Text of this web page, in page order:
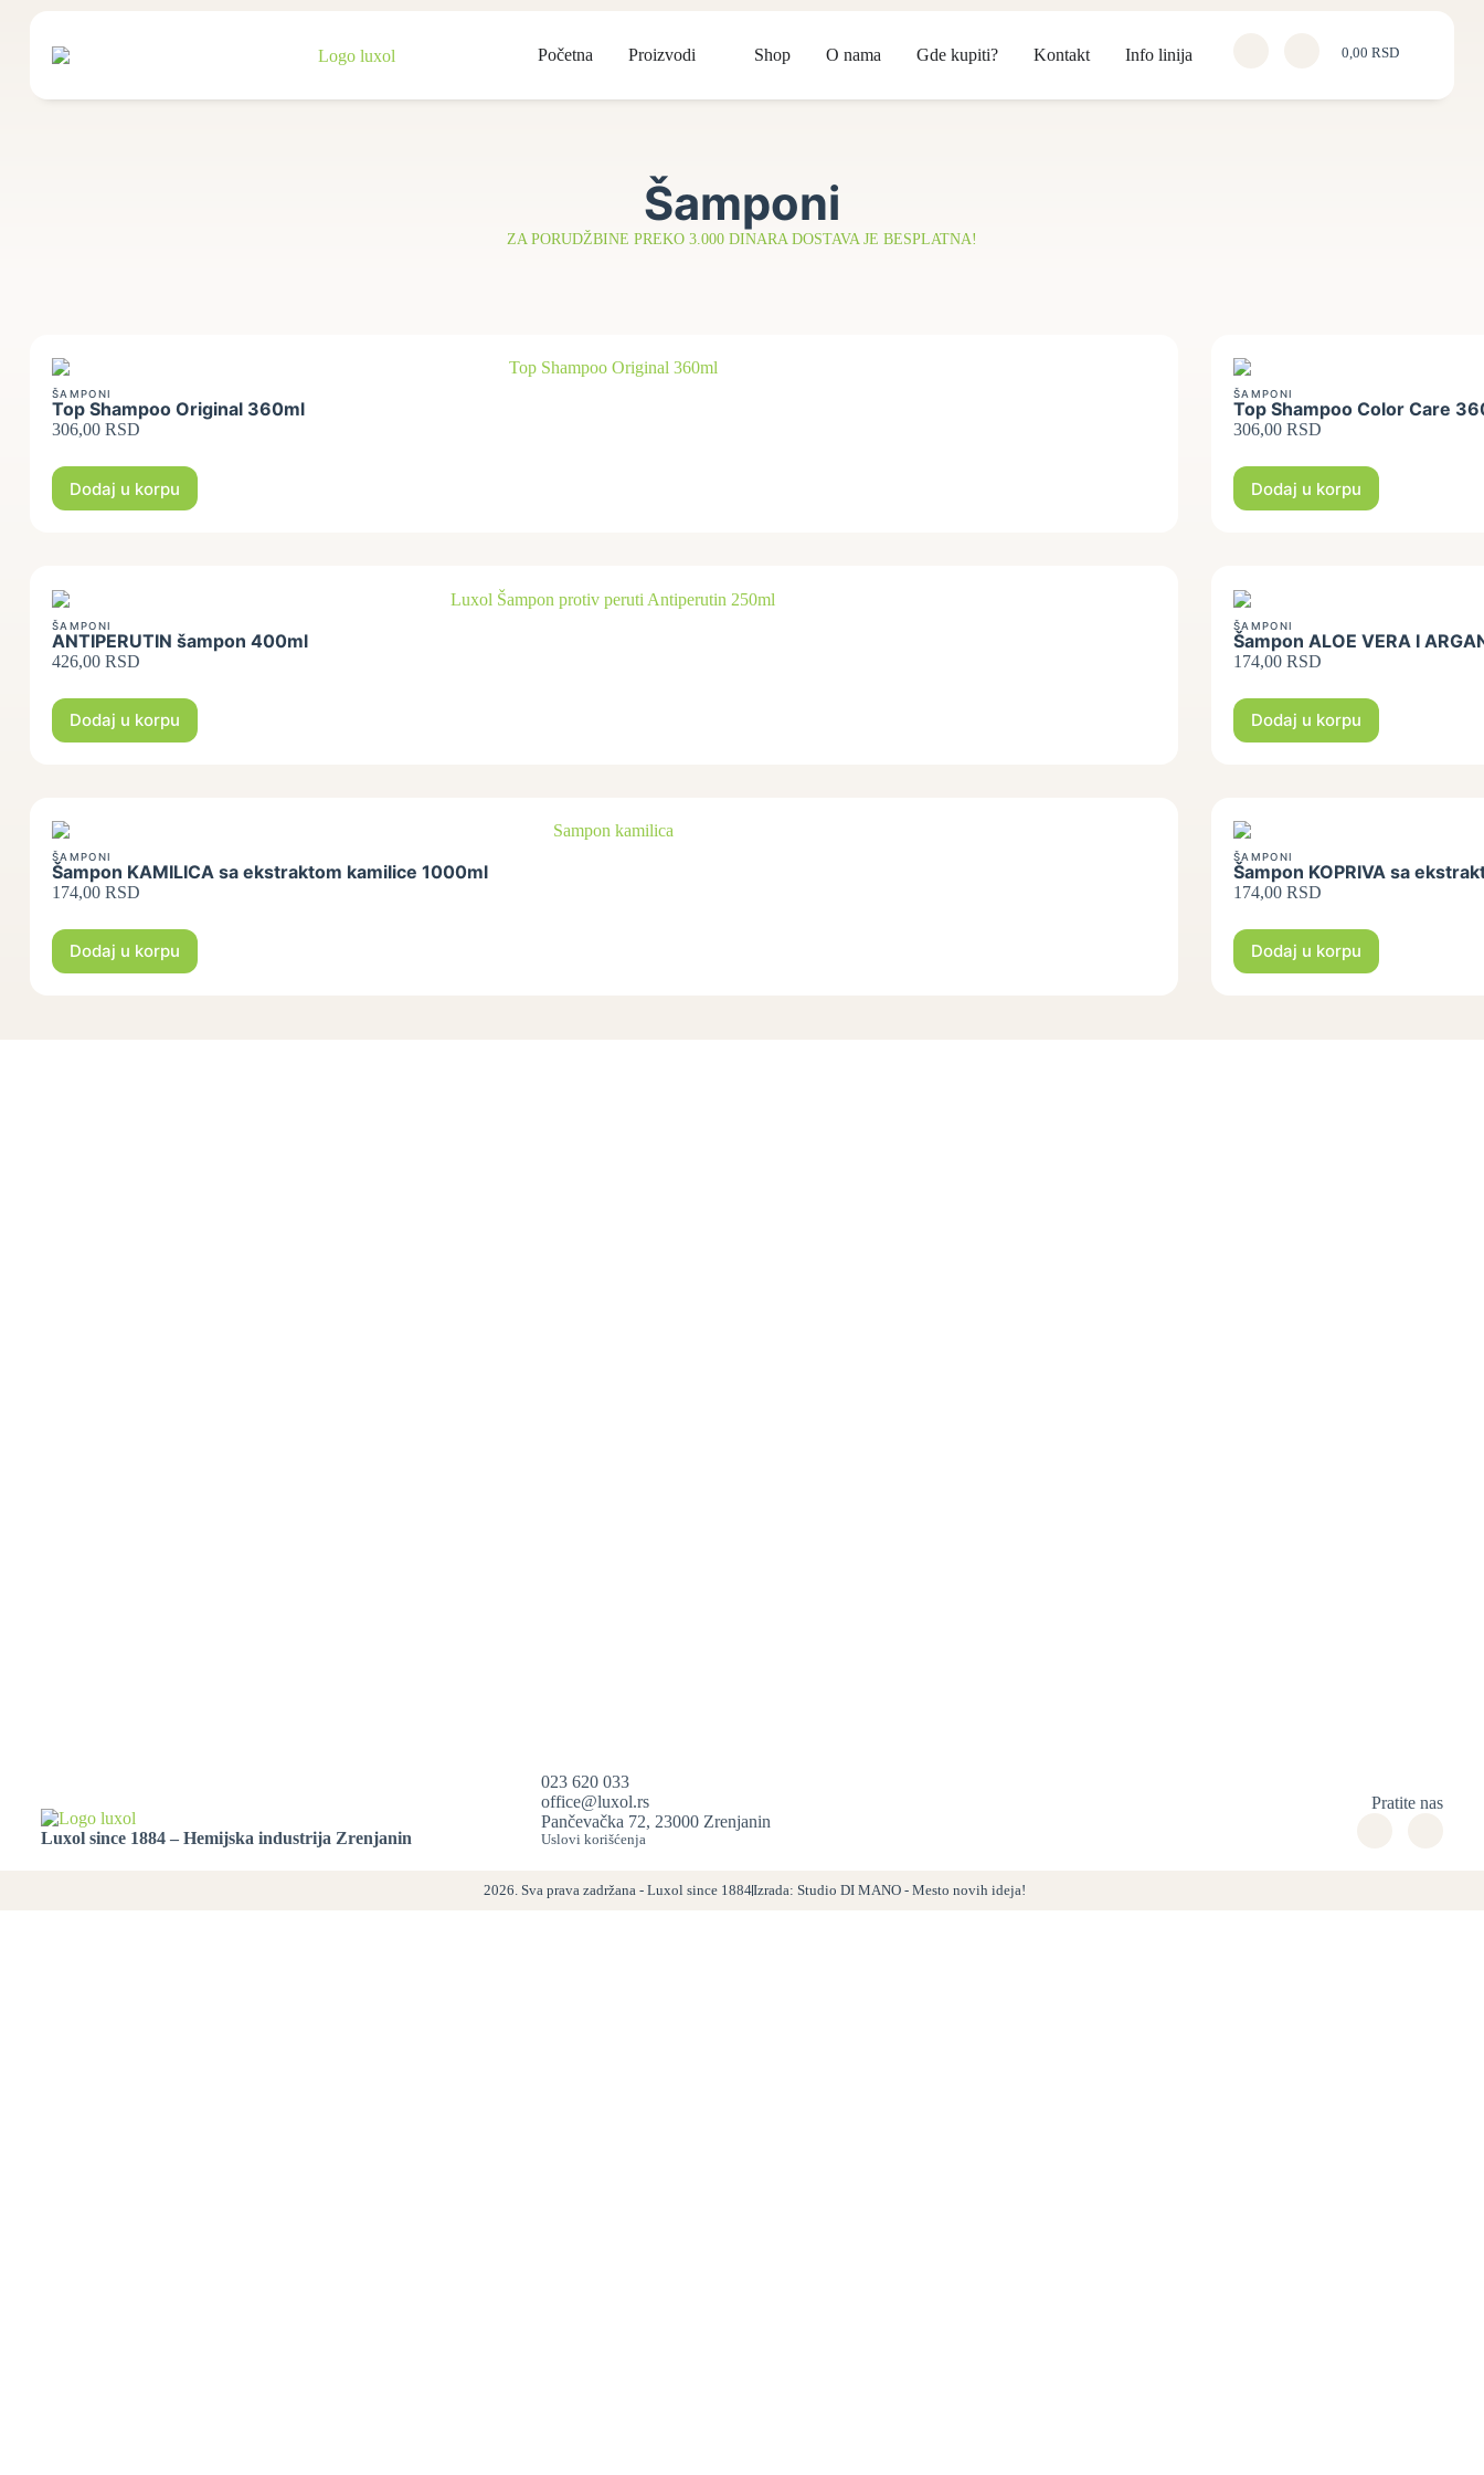
Početna Proizvodi Shop O nama Gde kupiti? Kontakt Info linija 0,00 RSD
Šamponi
ZA PORUDŽBINE PREKO 3.000 DINARA DOSTAVA JE BESPLATNA!
ŠAMPONI
Top Shampoo Original 360ml
306,00 RSD
Dodaj u korpu
ŠAMPONI
Top Shampoo Color Care
306,00 RSD
Dodaj u korpu
ŠAMPONI
ANTIPERUTIN šampon 400ml
426,00 RSD
Dodaj u korpu
ŠAMPONI
Šampon ALOE VERA I
174,00 RSD
Dodaj u korpu
ŠAMPONI
Šampon KAMILICA sa ekstraktom kamilice 1000ml
174,00 RSD
Dodaj u korpu
ŠAMPONI
Šampon KOPRIVA sa
174,00 RSD
Dodaj u korpu
Luxol since 1884 – Hemijska industrija Zrenjanin
023 620 033
office@luxol.rs
Pančevačka 72, 23000 Zrenjanin
Uslovi korišćenja
Pratite nas
2026. Sva prava zadržana - Luxol since 1884Izrada: Studio DI MANO - Mesto novih ideja!